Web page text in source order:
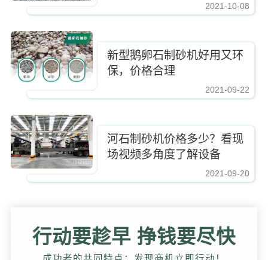
https://www.zhishaji.cn/Upload/Editor/image/ 2021-10-08
https://www.zhishaji.cn/Upload/Editor/image/
新型鹅卵石制砂机好用又环
保，价格合理
2021-09-22
https://www.zhishaji.cn/Upload/Editor/image/
河石制砂机价格多少？看现
场视频多角度了解设备
2021-09-20
行动要趁早 挣钱要尽快